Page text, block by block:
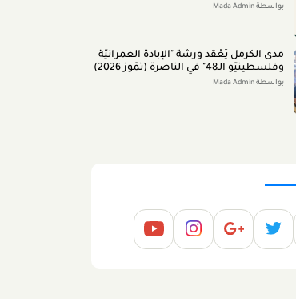
مواقف وتصوُّرات المجتمع الفلسطينيّ
بواسطة Mada Admin
مدى الكرمل يَعْقد ورشة "الإبادة العمرانيّة
وفلسطينيّو الـ48" في الناصرة (تمّوز 2026)
بواسطة Mada Admin